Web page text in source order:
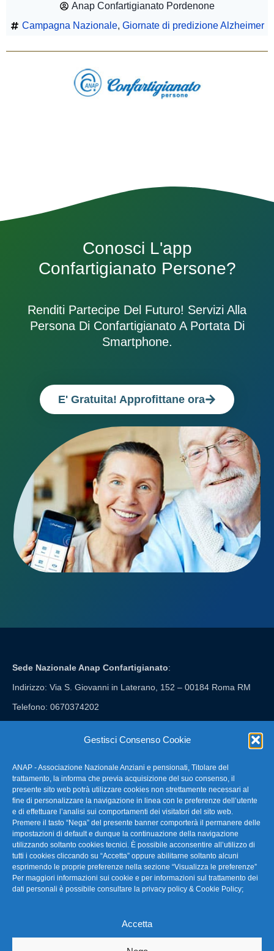
Gestisci Consenso Cookie
ANAP - Associazione Nazionale Anziani e pensionati, Titolare del
trattamento, la informa che previa acquisizione del suo consenso, il
presente sito web potrà utilizzare cookies non strettamente necessari al
fine di personalizzare la navigazione in linea con le preferenze dell’utente
e di effettuare l’analisi sui comportamenti dei visitatori del sito web.
Premere il tasto “Nega” del presente banner comporterà il permanere delle
impostazioni di default e dunque la continuazione della navigazione
utilizzando soltanto cookies tecnici. È possibile acconsentire all’utilizzo di
tutti i cookies cliccando su “Accetta” oppure abilitarne soltanto alcuni
esprimendo le proprie preferenze nella sezione “Visualizza le preferenze”
Per maggiori informazioni sui cookie e per informazioni sul trattamento dei
dati personali è possibile consultare la privacy policy & Cookie Policy;
Accetta
Anap Confartigianato Pordenone
Campagna Nazionale, Giornate di predizione Alzheimer
Conosci L'app
Confartigianato Persone?
Renditi Partecipe Del Futuro! Servizi Alla
Persona Di Confartigianato A Portata Di
Smartphone.
E' Gratuita! Approfittane ora
Sede Nazionale Anap Confartigianato:
Indirizzo: Via S. Giovanni in Laterano, 152 – 00184 Roma RM
Telefono: 0670374202
FAQ – Domande Frequenti
La nostra Newsletter
Link Utili
TG Confartigianato
Privacy & Cookie Policy
Seguici